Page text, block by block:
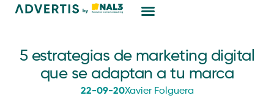
5 estrategias de marketing digital
que se adaptan a tu marca
22-09-20Xavier Folguera